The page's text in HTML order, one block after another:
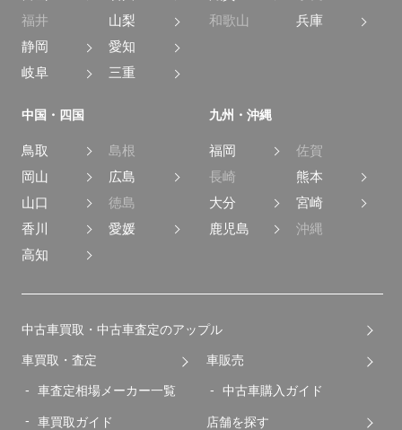
福井
山梨
静岡
愛知
岐阜
三重
和歌山
兵庫
中国・四国
鳥取
島根
岡山
広島
山口
徳島
香川
愛媛
高知
九州・沖縄
福岡
佐賀
長崎
熊本
大分
宮崎
鹿児島
沖縄
中古車買取・中古車査定のアップル
車買取・査定
車査定相場メーカー一覧
車買取ガイド
車販売
中古車購入ガイド
店舗を探す